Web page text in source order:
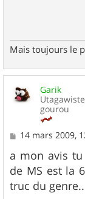
Mais toujours le
Garik
Utagawiste
gourou
M
s
s
a
g
e
14 mars 2009,
a mon avis
de MS est la
truc du